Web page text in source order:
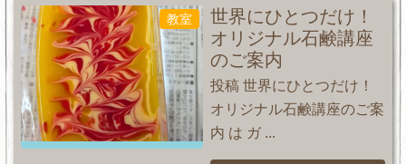
教室
世界にひとつだけ！
オリジナル石鹸講座
のご案内
投稿 世界にひとつだけ！
オリジナル石鹸講座のご案
内 は ガ ...